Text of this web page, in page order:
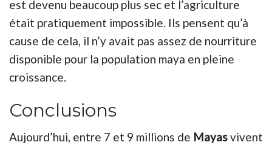
est devenu beaucoup plus sec et l’agriculture
était pratiquement impossible. Ils pensent qu’à
cause de cela, il n’y avait pas assez de nourriture
disponible pour la population maya en pleine
croissance.
Conclusions
Aujourd’hui, entre 7 et 9 millions de Mayasvivent